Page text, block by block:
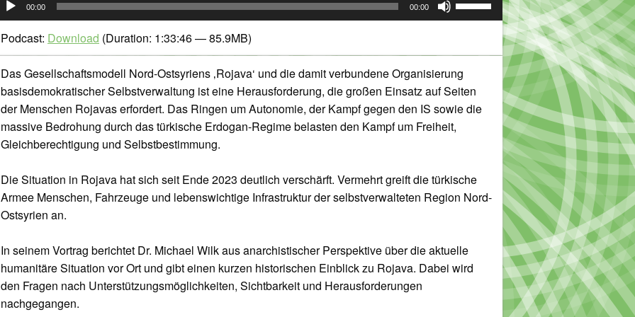
00:00 00:00
Hoch/Runter
benutzen,
Podcast: Download (Duration: 1:33:46 — 85.9MB)
Das Gesellschaftsmodell Nord-Ostsyriens ‚Rojava‘ und die damit verbundene Organisierung
basisdemokratischer Selbstverwaltung ist eine Herausforderung, die großen Einsatz auf Seiten
der Menschen Rojavas erfordert. Das Ringen um Autonomie, der Kampf gegen den IS sowie die
massive Bedrohung durch das türkische Erdogan-Regime belasten den Kampf um Freiheit,
Gleichberechtigung und Selbstbestimmung.
Die Situation in Rojava hat sich seit Ende 2023 deutlich verschärft. Vermehrt greift die türkische
Armee Menschen, Fahrzeuge und lebenswichtige Infrastruktur der selbstverwalteten Region Nord-
Ostsyrien an.
In seinem Vortrag berichtet Dr. Michael Wilk aus anarchistischer Perspektive über die aktuelle
humanitäre Situation vor Ort und gibt einen kurzen historischen Einblick zu Rojava. Dabei wird
den Fragen nach Unterstützungsmöglichkeiten, Sichtbarkeit und Herausforderungen
nachgegangen.